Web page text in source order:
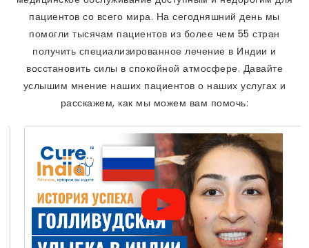
пациентов со всего мира. На сегодняшний день мы
помогли тысячам пациентов из более чем 55 стран
получить специализированное лечение в Индии и
восстановить силы в спокойной атмосфере. Давайте
услышим мнение наших пациентов о наших услугах и
расскажем, как мы можем вам помочь: